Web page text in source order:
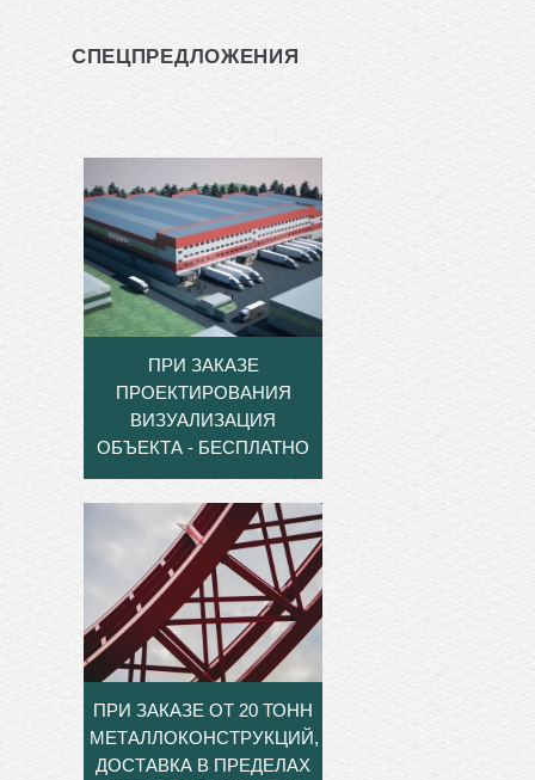
СПЕЦПРЕДЛОЖЕНИЯ
ПРИ ЗАКАЗЕ
ПРОЕКТИРОВАНИЯ
ВИЗУАЛИЗАЦИЯ
ОБЪЕКТА - БЕСПЛАТНО
ПРИ ЗАКАЗЕ ОТ 20 ТОНН
МЕТАЛЛОКОНСТРУКЦИЙ,
ДОСТАВКА В ПРЕДЕЛАХ